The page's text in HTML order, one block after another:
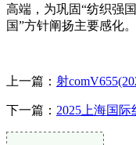
高端，为巩固“纺织强
国”方针阐扬主要感化
上一篇： 射
下一篇： 2025上海国